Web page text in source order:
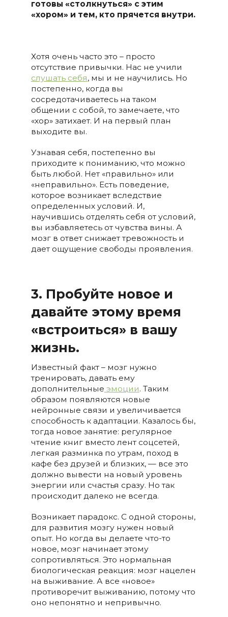
готовы «столкнуться» с этим
«хором» и тем, кто прячется внутри.
Хотя очень часто это – просто
отсутствие привычки. Нас не учили
слушать себя, мы и не научились. Но
постепенно, когда вы
сосредотачиваетесь на таком
общении с собой, то замечаете, что
«хор» затихает. И на первый план
выходите вы.
Узнавая себя, постепенно вы
приходите к пониманию, что можно
быть любой. Нет «правильно» или
«неправильно». Есть поведение,
которое возникает вследствие
определенных условий. И,
научившись отделять себя от условий,
вы избавляетесь от чувства вины. А
мозг в ответ снижает тревожность и
дает ощущение свободы проявления.
3. Пробуйте новое и
давайте этому время
«встроиться» в вашу
жизнь.
Известный факт – мозг нужно
тренировать, давать ему
дополнительные эмоции. Таким
образом появляются новые
нейронные связи и увеличивается
способность к адаптации. Казалось бы,
тогда новое занятие: регулярное
чтение книг вместо лент соцсетей,
легкая разминка по утрам, поход в
кафе без друзей и близких, — все это
должно вывести на новый уровень
энергии или счастья сразу. Но так
происходит далеко не всегда.
Возникает парадокс. С одной стороны,
для развития мозгу нужен новый
опыт. Но когда вы делаете что-то
новое, мозг начинает этому
сопротивляться. Это нормальная
биологическая реакция: мозг нацелен
на выживание. А все «новое»
противоречит выживанию, потому что
оно непонятно и непривычно.